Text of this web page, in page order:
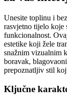
Unesite toplinu i
rasvjetno tijelo koje
funkcionalnost.
estetike koji žele
snažnim vizualnim
boravak,
prepoznatljiv stil
Ključne